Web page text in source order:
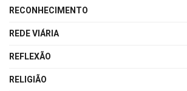
RECONHECIMENTO
REDE VIÁRIA
REFLEXÃO
RELIGIÃO